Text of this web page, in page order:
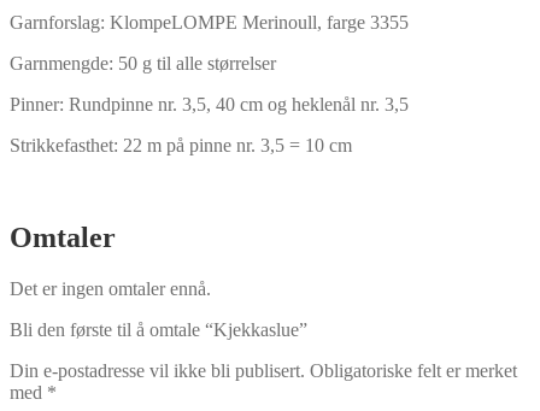
Garnforslag: KlompeLOMPE Merinoull, farge 3355
Garnmengde: 50 g til alle størrelser
Pinner: Rundpinne nr. 3,5, 40 cm og heklenål nr. 3,5
Strikkefasthet: 22 m på pinne nr. 3,5 = 10 cm
Omtaler
Det er ingen omtaler ennå.
Bli den første til å omtale “Kjekkaslue”
Din e-postadresse vil ikke bli publisert. Obligatoriske felt er merket
med *